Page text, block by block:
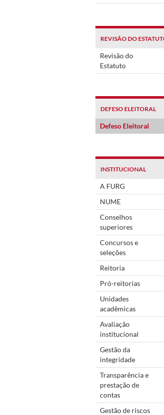
REVISÃO DO
Revisão do
Estatuto
DEFESO ELEITORAL
Defeso Eleitoral
INSTITUCIONAL
A FURG
NUME
Conselhos
superiores
Concursos e
seleções
Reitoria
Pró-reitorias
Unidades
acadêmicas
Avaliação
institucional
Gestão da
integridade
Transparência e
prestação de
contas
Gestão de riscos